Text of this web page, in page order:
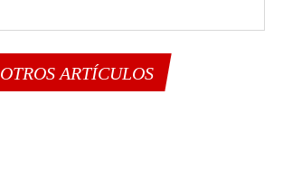
OTROS ARTÍCULOS